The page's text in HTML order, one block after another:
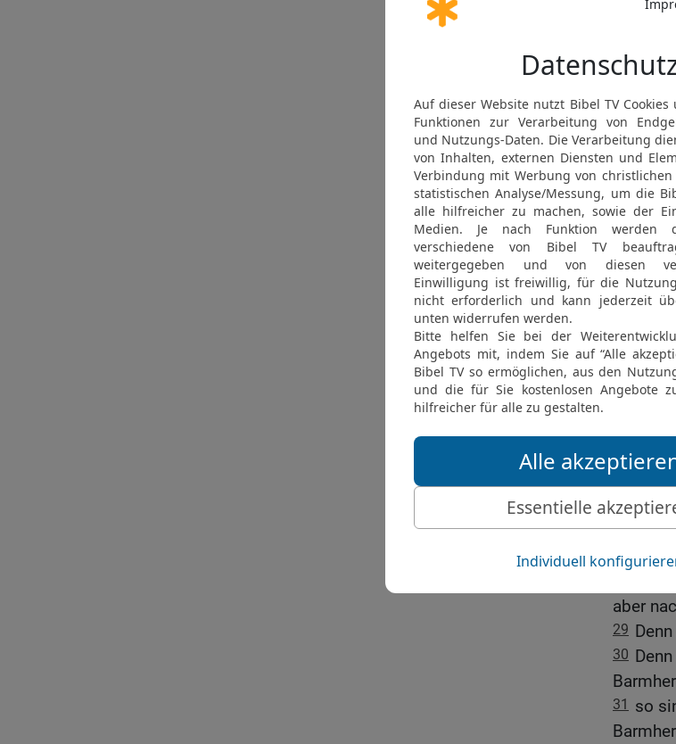
23
24
Ölbaum.
Ganz
25 Ich
Zahl
26 Und
steht
der
27 Und
aber
29
30
31 so